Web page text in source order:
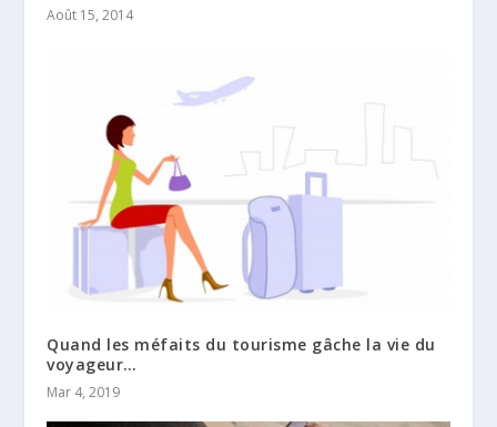
Août 15, 2014
Quand les méfaits du tourisme gâche la vie du
voyageur…
Mar 4, 2019